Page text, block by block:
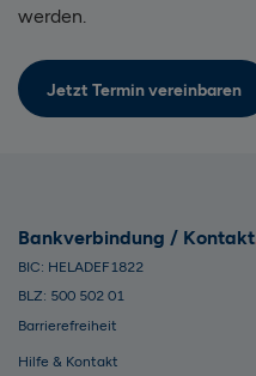
werden.
Jetzt Termin vereinbaren
Bankverbindung / Kontakt
BIC: HELADEF1822
BLZ: 500 502 01
Barrierefreiheit
Hilfe & Kontakt